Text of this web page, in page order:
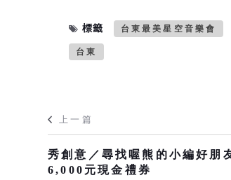
標籤 台東最美星空音樂會
台東
上一篇
秀創意／尋找喔熊的小編好朋
6,000元現金禮券